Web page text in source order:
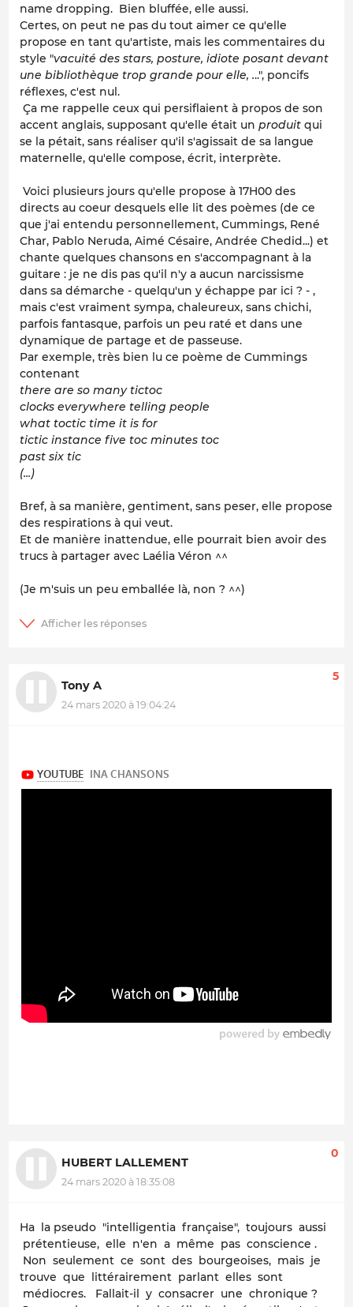
name dropping. Bien bluffée, elle aussi.
Certes, on peut ne pas du tout aimer ce qu'elle
propose en tant qu'artiste, mais les commentaires du
style "vacuité des stars, posture, idiote posant devant
une bibliothèque trop grande pour elle, ...", poncifs
réflexes, c'est nul.
Ça me rappelle ceux qui persiflaient à propos de son
accent anglais, supposant qu'elle était un produit qui
se la pétait, sans réaliser qu'il s'agissait de sa langue
maternelle, qu'elle compose, écrit, interprète.
Voici plusieurs jours qu'elle propose à 17H00 des
directs au coeur desquels elle lit des poèmes (de ce
que j'ai entendu personnellement, Cummings, René
Char, Pablo Neruda, Aimé Césaire, Andrée Chedid...) et
chante quelques chansons en s'accompagnant à la
guitare : je ne dis pas qu'il n'y a aucun narcissisme
dans sa démarche - quelqu'un y échappe par ici ? - ,
mais c'est vraiment sympa, chaleureux, sans chichi,
parfois fantasque, parfois un peu raté et dans une
dynamique de partage et de passeuse.
Par exemple, très bien lu ce poème de Cummings
contenant
there are so many tictoc
clocks everywhere telling people
what toctic time it is for
tictic instance five toc minutes toc
past six tic
(...)
Bref, à sa manière, gentiment, sans peser, elle propose
des respirations à qui veut.
Et de manière inattendue, elle pourrait bien avoir des
trucs à partager avec Laélia Véron ^^
(Je m'suis un peu emballée là, non ? ^^)
Tony A
24 mars 2020 à 19:04:24
5
HUBERT LALLEMENT
24 mars 2020 à 18:35:08
0
Ha la pseudo "intelligentia française", toujours aussi
prétentieuse, elle n'en a même pas conscience .
Non seulement ce sont des bourgeoises, mais je
trouve que littérairement parlant elles sont
médiocres. Fallait-il y consacrer une chronique ?